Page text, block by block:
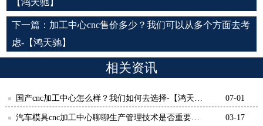
【鸿天驰】
下一篇： 加工中心cnc售价多少？我们可以从多个方面去考
虑-【鸿天驰】
相关资讯
国产cnc加工中心怎么样？我们如何去选择-【鸿天
驰】
07-01
汽车模具cnc加工中心聊聊生产管理技术是否重要？- 03-17